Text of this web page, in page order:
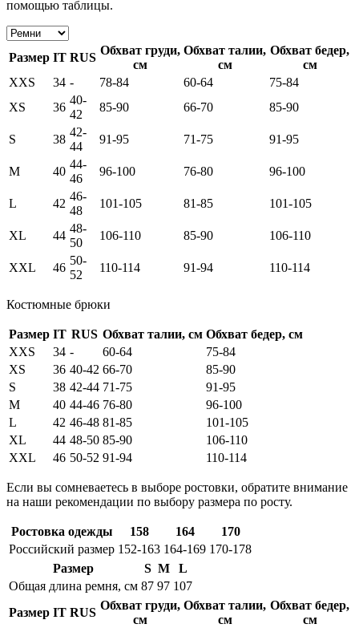
помощью таблицы.
Размер IT RUS
Обхват груди,
см
Обхват талии,
см
Обхват бедер,
см
XXS
34 - 78-84 60-64
75-84
XS
36
40-
42
85-90 66-70 85-90
S 38
42-
44
91-95 71-75 91-95
M 40
44-
46
96-100 76-80 96-100
L 42
46-
48
101-105 81-85 101-105
XL 44
48-
50
106-110 85-90 106-110
XXL 46
50-
52
110-114 91-94 110-114
Костюмные брюки
Размер IT RUS Обхват талии, см Обхват бедер, см
XXS
34 - 60-64
75-84
XS
36 40-42 66-70
85-90
S
38 42-44 71-75
91-95
M
40 44-46 76-80
96-100
L
42 46-48 81-85
101-105
XL
44 48-50 85-90
106-110
XXL
46 50-52 91-94 110-114
Если вы сомневаетесь в выборе ростовки, обратите внимание
на наши рекомендации по выбору размера по росту.
Ростовка одежды 158 164
170
Российский размер 152-163 164-169 170-178
Размер
S M
L
Общая длина ремня, см 87 97 107
Размер IT RUS
Обхват груди,
см
Обхват талии,
см
Обхват бедер,
см